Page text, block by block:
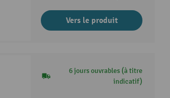
Vers le produit
6 jours ouvrables (à titre
indicatif)